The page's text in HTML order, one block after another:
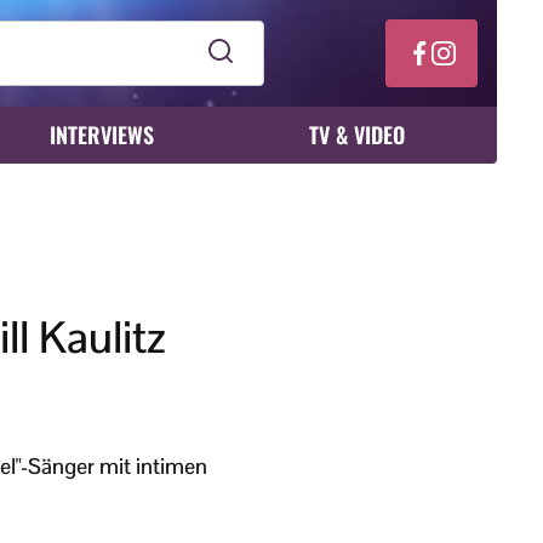
INTERVIEWS TV & VIDEO
Kaulitz
Sänger mit intimen